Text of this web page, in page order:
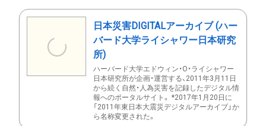
日本災害DIGITALアーカイブ (ハー
バード大学ライシャワー日本研究
所)
ハーバード大学エドウィン・O・ライシャワー
日本研究所が企画・運営する、2011年3月11日
から続く自然・人為災害を記録したデジタル情
報へのポータルサイト。 *2017年1月20日に
「2011年東日本大震災デジタルアーカイブ」か
ら名称変更された。